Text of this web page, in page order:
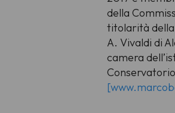
della
titolarità della
A. Vivaldi di
camera